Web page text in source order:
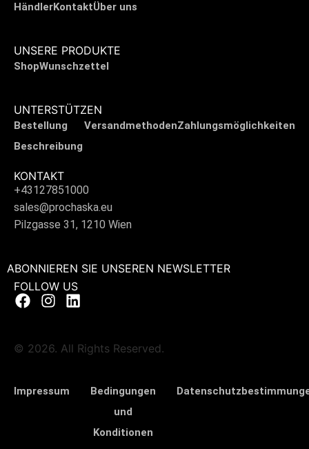
HändlerKontaktÜber uns
UNSERE PRODUKTE
ShopWunschzettel
UNTERSTÜTZEN
Bestellung
Beschreibung
VersandmethodenZahlungsmöglichkeiten
KONTAKT
+43127851000
sales@prochaska.eu
Pilzgasse 31, 1210 Wien
ABONNIEREN SIE UNSEREN NEWSLETTER
FOLLOW US
© 2026. All Rights Reserved.
Impressum
Bedingungen
und
Konditionen